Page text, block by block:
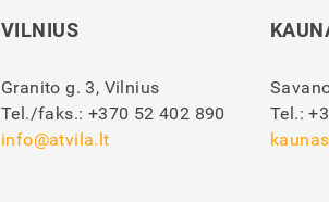
VILNIUS
Granito g. 3, Vilnius
Tel./faks.: +370 52 402 890
info@atvila.lt
Tel.: